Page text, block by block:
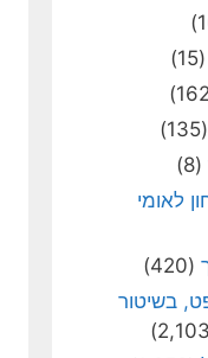
(15)
(135)
(8)
לאומי
(420)
בשיטור